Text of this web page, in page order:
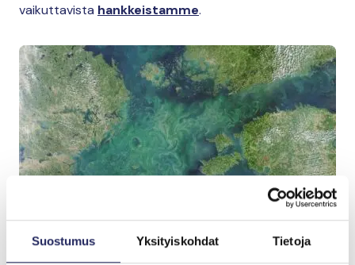
Suostumus Yksityiskohdat Tietoja
vaikuttavista hankkeistamme.